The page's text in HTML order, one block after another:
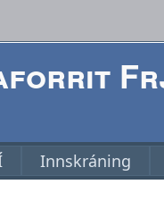
Innskráning